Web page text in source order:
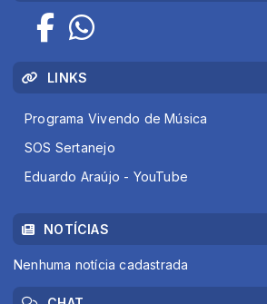
LINKS
Programa Vivendo de Música
SOS Sertanejo
Eduardo Araújo - YouTube
NOTÍCIAS
Nenhuma notícia cadastrada